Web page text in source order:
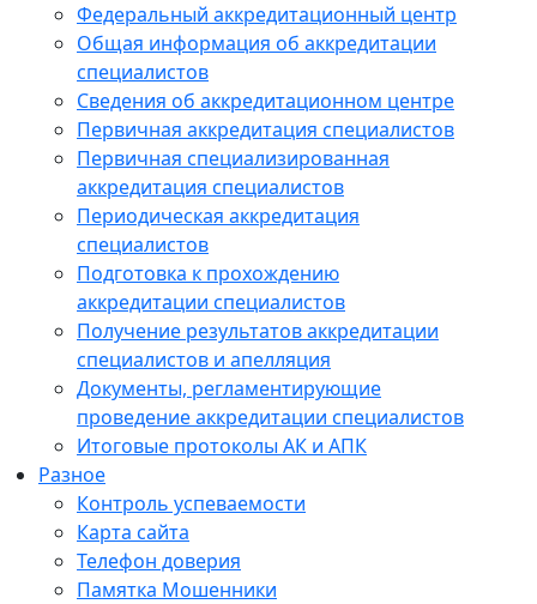
Федеральный аккредитационный центр
Общая информация об аккредитации
специалистов
Сведения об аккредитационном центре
Первичная аккредитация специалистов
Первичная специализированная
аккредитация специалистов
Периодическая аккредитация
специалистов
Подготовка к прохождению
аккредитации специалистов
Получение результатов аккредитации
специалистов и апелляция
Документы, регламентирующие
проведение аккредитации специалистов
Итоговые протоколы АК и АПК
Разное
Контроль успеваемости
Карта сайта
Телефон доверия
Памятка Мошенники